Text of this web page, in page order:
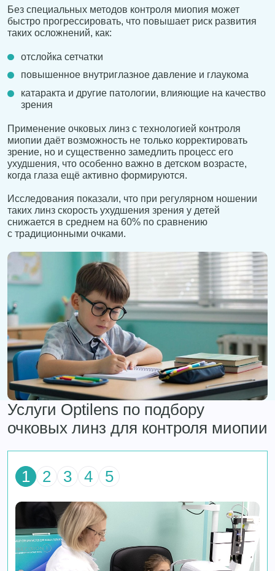
Без специальных методов контроля миопия может
быстро прогрессировать, что повышает риск развития
таких осложнений, как:
отслойка сетчатки
повышенное внутриглазное давление и глаукома
катаракта и другие патологии, влияющие на качество
зрения
Применение очковых линз с технологией контроля
миопии даёт возможность не только корректировать
зрение, но и существенно замедлить процесс его
ухудшения, что особенно важно в детском возрасте,
когда глаза ещё активно формируются.
Исследования показали, что при регулярном ношении
таких линз скорость ухудшения зрения у детей
снижается в среднем на 60% по сравнению
с традиционными очками.
Услуги Optilens по подбору
очковых линз для контроля миопии
1 2 3 4 5